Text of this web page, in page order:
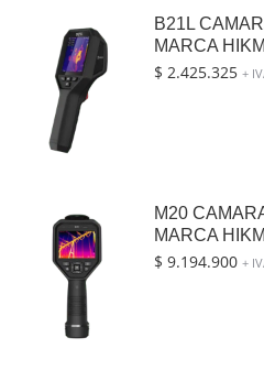
B21L
MARCA
$ 2.425.325 +
M20
MARCA
$ 9.194.900 +